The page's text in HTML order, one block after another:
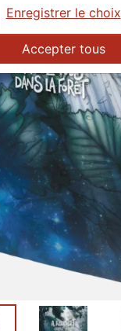
Accepter tous
Enregistrer le choix